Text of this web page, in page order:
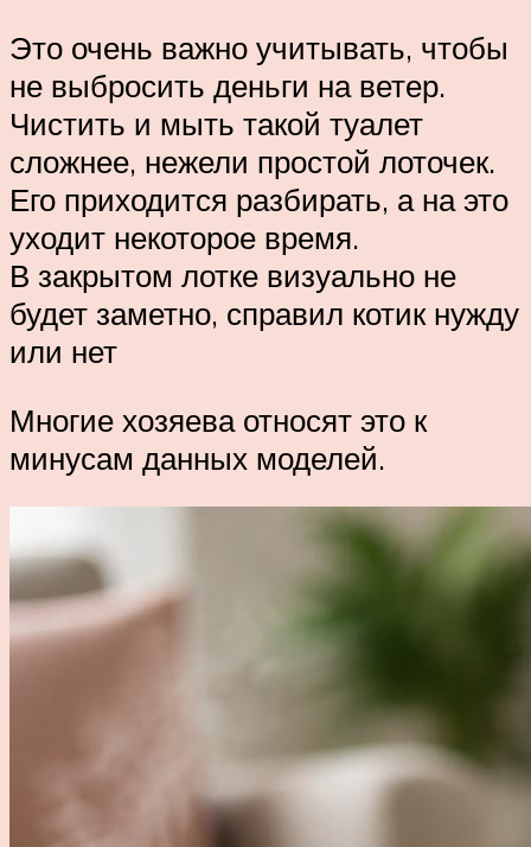
Это очень важно учитывать, чтобы
не выбросить деньги на ветер.
Чистить и мыть такой туалет
сложнее, нежели простой лоточек.
Его приходится разбирать, а на это
уходит некоторое время.
В закрытом лотке визуально не
будет заметно, справил котик нужду
или нет
Многие хозяева относят это к
минусам данных моделей.